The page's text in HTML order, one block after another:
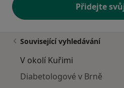
Přidejte
Související vyhledávání
V okolí Kuřimi
Diabetologové v Brně